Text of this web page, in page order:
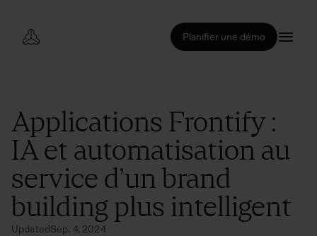
Planifier une démo
Applications Frontify :
IA et automatisation au
service d’un brand
building plus intelligent
UpdatedSep. 4, 2024